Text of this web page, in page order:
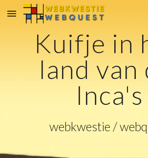
Skip to main content
Kuifje in
land van
Inca's
webkwestie /